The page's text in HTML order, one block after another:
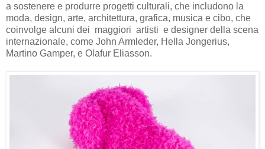
a sostenere e produrre progetti culturali, che includono la
moda, design, arte, architettura, grafica, musica e cibo, che
coinvolge alcuni dei maggiori artisti e designer della scena
internazionale, come John Armleder, Hella Jongerius,
Martino Gamper, e Olafur Eliasson.